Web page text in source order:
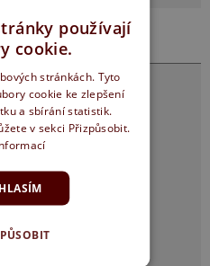
- EI / EW 30
13 100 Kč
14 400 Kč
používají
cookie.
stránkách. Tyto
cookie ke zlepšení
a sbírání statistik.
v sekci Přizpůsobit.